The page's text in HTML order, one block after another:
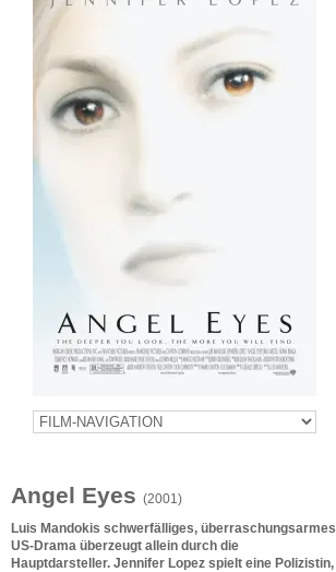
Angel Eyes (2001)
Luis Mandokis schwerfälliges, überraschungsarmes
US-Drama überzeugt allein durch die
Hauptdarsteller. Jennifer Lopez spielt eine Polizistin,